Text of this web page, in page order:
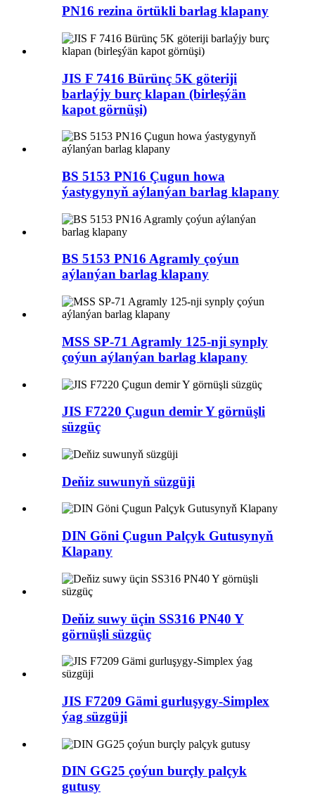
PN16 rezina örtükli barlag klapany
JIS F 7416 Bürünç 5K göteriji
barlaýjy burç klapan (birleşýän
kapot görnüşi)
BS 5153 PN16 Çugun howa
ýastygynyň aýlanýan barlag klapany
BS 5153 PN16 Agramly çoýun
aýlanýan barlag klapany
MSS SP-71 Agramly 125-nji synply
çoýun aýlanýan barlag klapany
JIS F7220 Çugun demir Y görnüşli
süzgüç
Deňiz suwunyň süzgüji
DIN Göni Çugun Palçyk Gutusynyň
Klapany
Deňiz suwy üçin SS316 PN40 Y
görnüşli süzgüç
JIS F7209 Gämi gurluşygy-Simplex
ýag süzgüji
DIN GG25 çoýun burçly palçyk
gutusy